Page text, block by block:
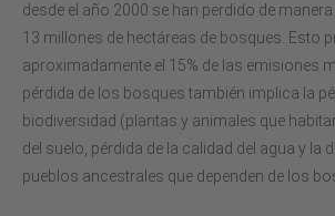
desde el año 2000 se han perdido de
13 millones de hectáreas de bosques. Esto
aproximadamente el 15% de las emisiones
pérdida de los bosques también implica la
biodiversidad (plantas y animales que
del suelo, pérdida de la calidad del agua y la
pueblos ancestrales que dependen de los